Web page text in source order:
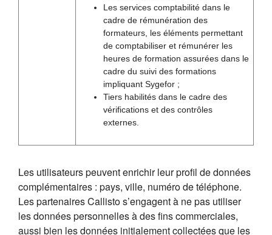
Les services comptabilité dans le
cadre de rémunération des
formateurs, les éléments permettant
de comptabiliser et rémunérer les
heures de formation assurées dans le
cadre du suivi des formations
impliquant Sygefor ;
Tiers habilités dans le cadre des
vérifications et des contrôles
externes.
Les utilisateurs peuvent enrichir leur profil de données
complémentaires : pays, ville, numéro de téléphone.
Les partenaires Callisto s’engagent à ne pas utiliser
les données personnelles à des fins commerciales,
aussi bien les données initialement collectées que les